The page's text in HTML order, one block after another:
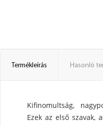
Termékleírás Hasonló
Kifinomultság,
Ezek az első szavak,